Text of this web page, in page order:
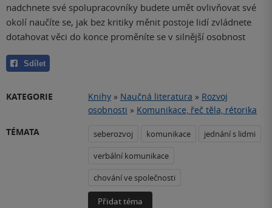
nadchnete své spolupracovníky budete umět ovlivňovat své
okolí naučíte se, jak bez kritiky měnit postoje lidí zvládnete
dotahovat věci do konce proměníte se v silnější osobnost
Sdílet
KATEGORIE Knihy » Naučná literatura » Rozvoj
osobnosti » Komunikace, řeč těla, rétorika
TÉMATA
seberozvoj komunikace
jednání s lidmi
verbální komunikace
chování ve společnosti
Přidat téma